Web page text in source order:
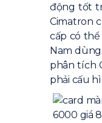
động tốt
Cimatron
cấp có
Nam
phân tích
phải cấu